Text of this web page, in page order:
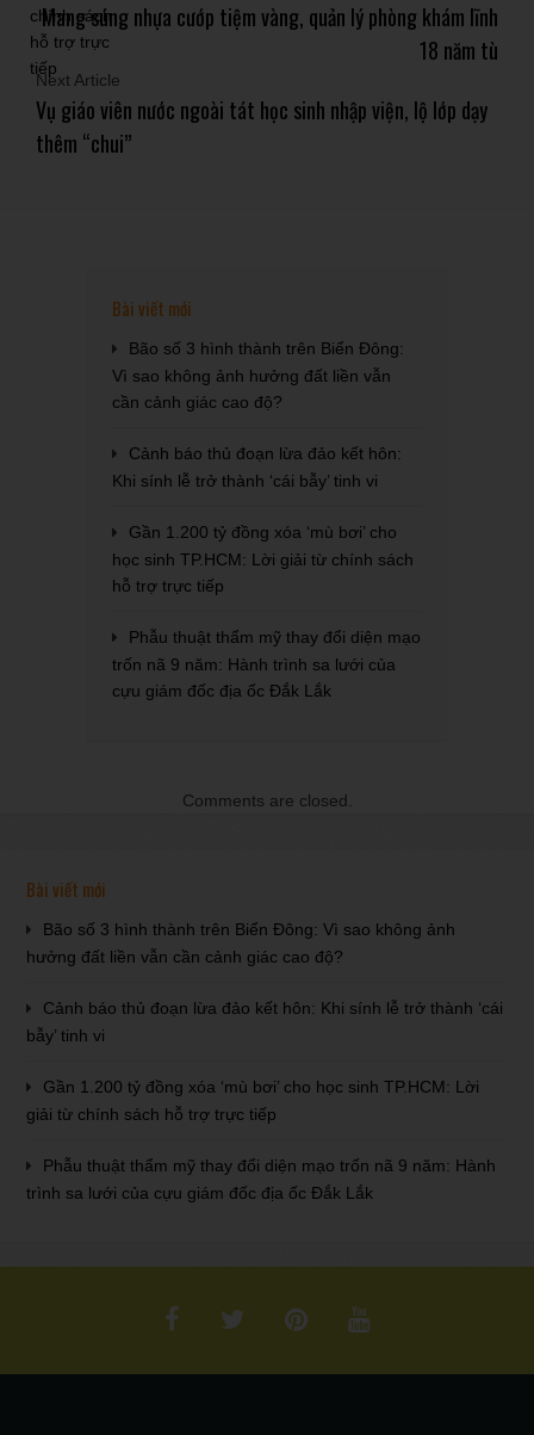
Mang súng nhựa cướp tiệm vàng, quản lý phòng khám lĩnh
18 năm tù
Next Article
Vụ giáo viên nước ngoài tát học sinh nhập viện, lộ lớp dạy
thêm “chui”
Bài viết mới
Bão số 3 hình thành trên Biển Đông:
Vì sao không ảnh hưởng đất liền vẫn
cần cảnh giác cao độ?
Cảnh báo thủ đoạn lừa đảo kết hôn:
Khi sính lễ trở thành ‘cái bẫy’ tinh vi
Gần 1.200 tỷ đồng xóa ‘mù bơi’ cho
học sinh TP.HCM: Lời giải từ chính sách
hỗ trợ trực tiếp
Phẫu thuật thẩm mỹ thay đổi diện mạo
trốn nã 9 năm: Hành trình sa lưới của
cựu giám đốc địa ốc Đắk Lắk
Comments are closed.
Bài viết mới
Bão số 3 hình thành trên Biển Đông: Vì sao không ảnh
hưởng đất liền vẫn cần cảnh giác cao độ?
Cảnh báo thủ đoạn lừa đảo kết hôn: Khi sính lễ trở thành ‘cái
bẫy’ tinh vi
Gần 1.200 tỷ đồng xóa ‘mù bơi’ cho học sinh TP.HCM: Lời
giải từ chính sách hỗ trợ trực tiếp
Phẫu thuật thẩm mỹ thay đổi diện mạo trốn nã 9 năm: Hành
trình sa lưới của cựu giám đốc địa ốc Đắk Lắk